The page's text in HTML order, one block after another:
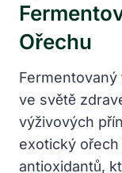
Ořechu
ve světě
výživových
exotický ořech
antioxidantů,